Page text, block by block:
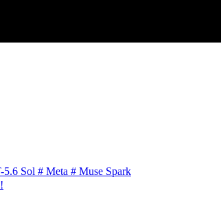
5.6 Sol # Meta # Muse Spark